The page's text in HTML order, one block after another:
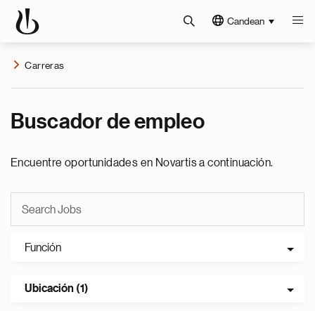
Candean
Carreras
Buscador de empleo
Encuentre oportunidades en Novartis a continuación.
Función
Ubicación (1)